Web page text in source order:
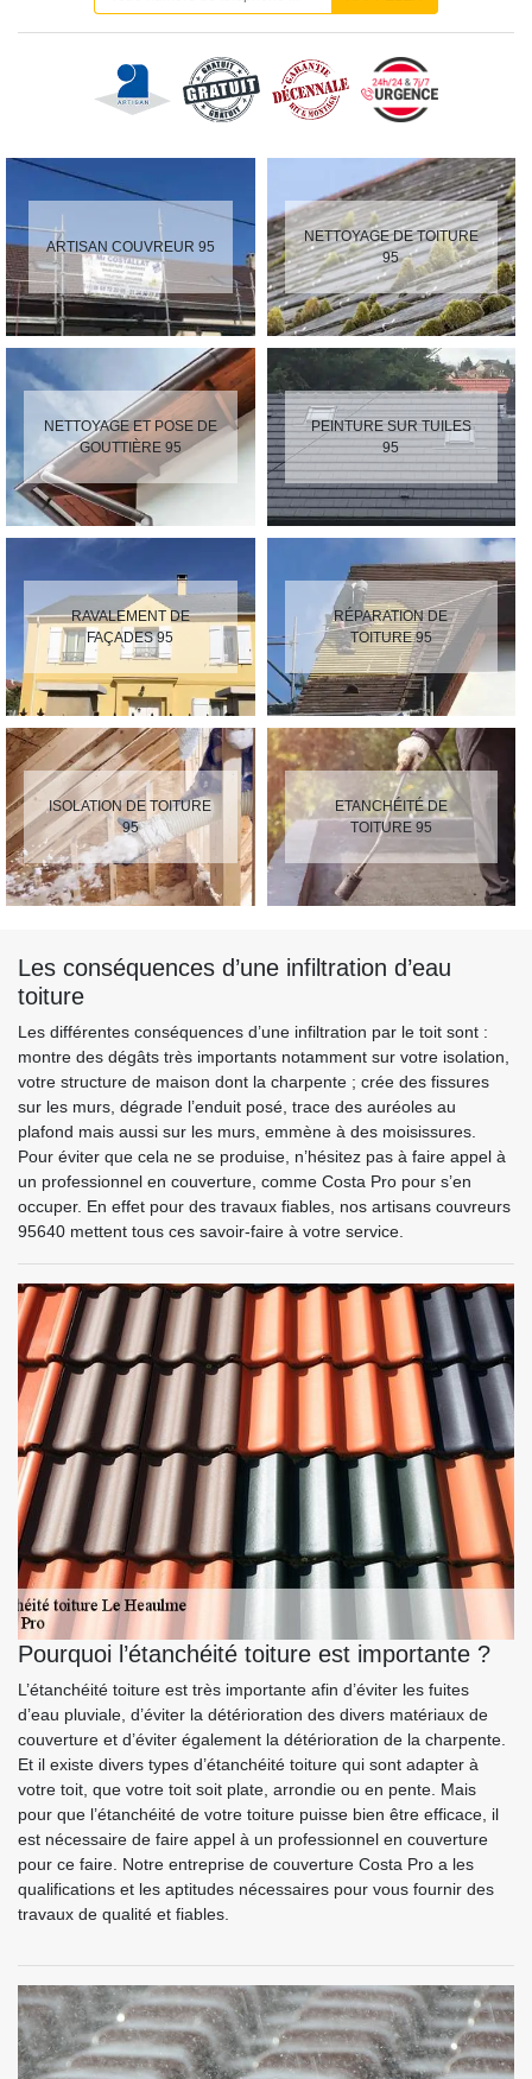
ARTISAN COUVREUR 95
NETTOYAGE DE TOITURE
95
NETTOYAGE ET POSE DE
GOUTTIÈRE 95
PEINTURE SUR TUILES
95
RAVALEMENT DE
FAÇADES 95
RÉPARATION DE
TOITURE 95
ISOLATION DE TOITURE
95
ETANCHÉITÉ DE
TOITURE 95
Les conséquences d’une infiltration d’eau
toiture
Les différentes conséquences d’une infiltration par le toit sont :
montre des dégâts très importants notamment sur votre isolation,
votre structure de maison dont la charpente ; crée des fissures
sur les murs, dégrade l’enduit posé, trace des auréoles au
plafond mais aussi sur les murs, emmène à des moisissures.
Pour éviter que cela ne se produise, n’hésitez pas à faire appel à
un professionnel en couverture, comme Costa Pro pour s’en
occuper. En effet pour des travaux fiables, nos artisans couvreurs
95640 mettent tous ces savoir-faire à votre service.
Pourquoi l’étanchéité toiture est importante ?
L’étanchéité toiture est très importante afin d’éviter les fuites
d’eau pluviale, d’éviter la détérioration des divers matériaux de
couverture et d’éviter également la détérioration de la charpente.
Et il existe divers types d’étanchéité toiture qui sont adapter à
votre toit, que votre toit soit plate, arrondie ou en pente. Mais
pour que l’étanchéité de votre toiture puisse bien être efficace, il
est nécessaire de faire appel à un professionnel en couverture
pour ce faire. Notre entreprise de couverture Costa Pro a les
qualifications et les aptitudes nécessaires pour vous fournir des
travaux de qualité et fiables.